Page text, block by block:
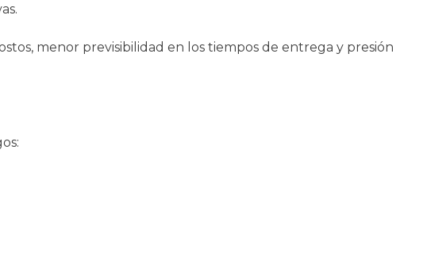
menor previsibilidad en los tiempos de entrega y presión